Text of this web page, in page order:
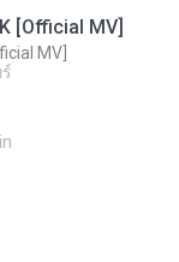
[Official MV]
MV]